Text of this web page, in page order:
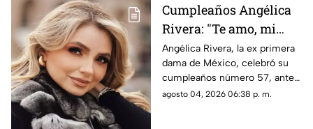
Cumpleaños Angélica
Rivera: "Te amo, mi
Gaviota", uno de los
mensajes a la ex
primera dama
Angélica Rivera, la ex primera
dama de México, celebró su
cumpleaños número 57, ante
esto las muestras de cariño no
agosto 04, 2026 06:38 p. m.